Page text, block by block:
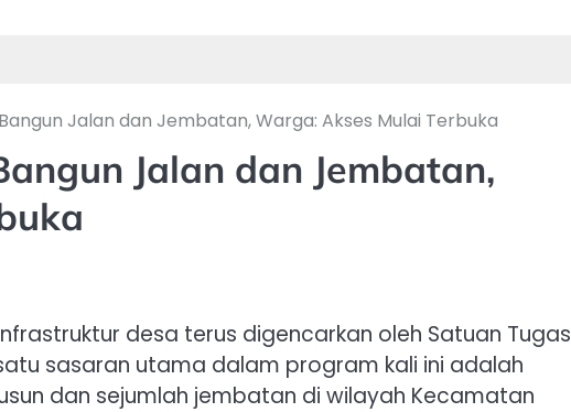
Jalan dan Jembatan, Warga: Akses Mulai Terbuka
Jalan dan Jembatan,
desa terus digencarkan oleh Satuan Tugas
sasaran utama dalam program kali ini adalah
dan sejumlah jembatan di wilayah Kecamatan